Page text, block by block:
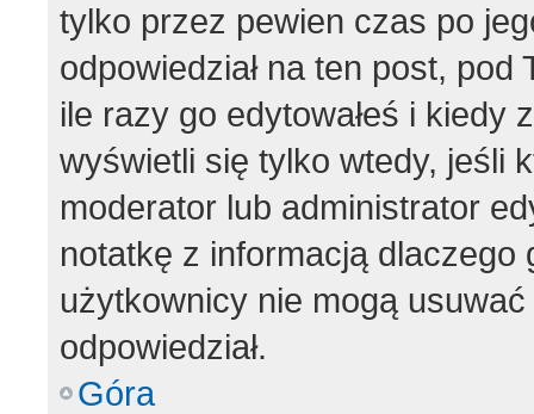
tylko przez pewien czas po
odpowiedział na ten post,
ile razy go edytowałeś i kiedy
wyświetli się tylko wtedy, jeśli
moderator lub administrator
notatkę z informacją
użytkownicy nie mogą
odpowiedział.
Góra